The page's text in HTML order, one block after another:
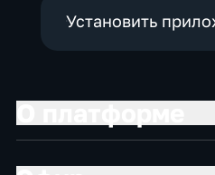
Установить